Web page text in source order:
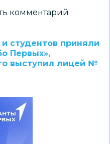
комментарий
студентов приняли
Первых»,
выступил лицей №